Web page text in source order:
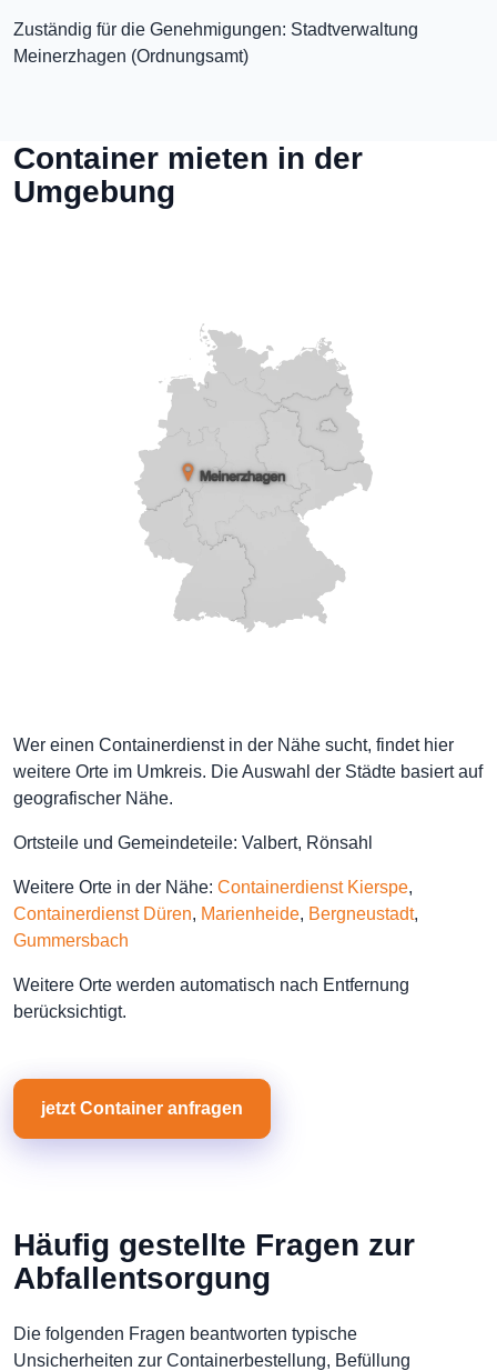
Zuständig für die Genehmigungen: Stadtverwaltung
Meinerzhagen (Ordnungsamt)
Container mieten in der
Umgebung
Wer einen Containerdienst in der Nähe sucht, findet hier
weitere Orte im Umkreis. Die Auswahl der Städte basiert auf
geografischer Nähe.
Ortsteile und Gemeindeteile: Valbert, Rönsahl
Weitere Orte in der Nähe: Containerdienst Kierspe,
Containerdienst Düren, Marienheide, Bergneustadt,
Gummersbach
Weitere Orte werden automatisch nach Entfernung
berücksichtigt.
jetzt Container anfragen
Häufig gestellte Fragen zur
Abfallentsorgung
Die folgenden Fragen beantworten typische
Unsicherheiten zur Containerbestellung, Befüllung